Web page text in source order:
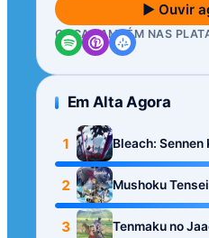
▶ Ouvir
OUÇA TAMBÉM NAS
Em Alta Agora
1
Bleach: Sennen
Kashin-tan
2
Mushoku
Ittara Honki
3 Tenmaku no